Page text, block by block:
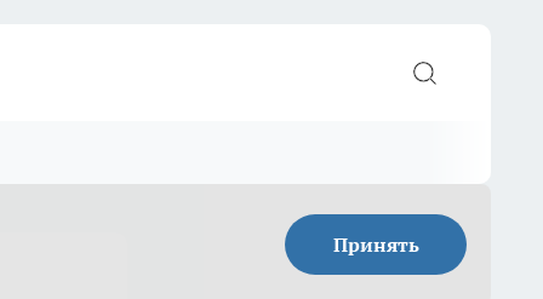
Принять